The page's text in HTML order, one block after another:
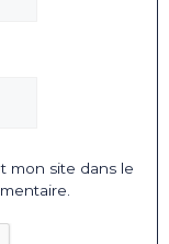
mon site dans le